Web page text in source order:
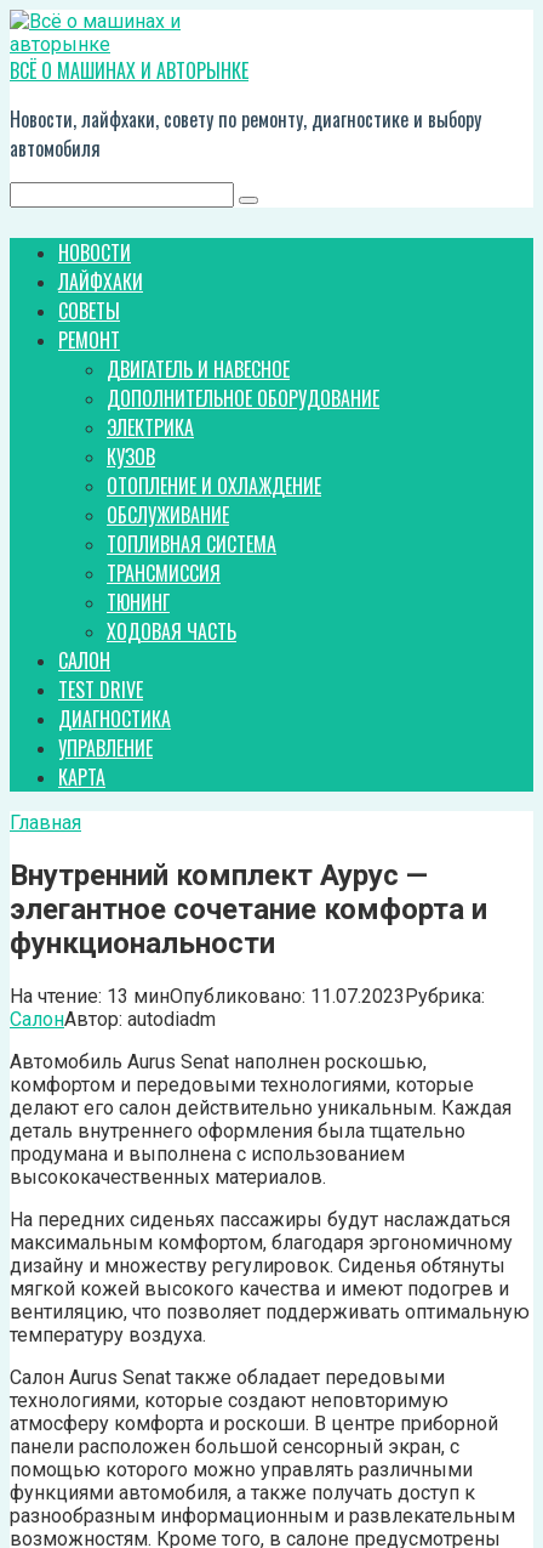
Перейти
к
контенту
ВСЁ О МАШИНАХ И АВТОРЫНКЕ
Новости, лайфхаки, совету по ремонту, диагностике и выбору
автомобиля
НОВОСТИ
ЛАЙФХАКИ
СОВЕТЫ
РЕМОНТ
ДВИГАТЕЛЬ И НАВЕСНОЕ
ДОПОЛНИТЕЛЬНОЕ ОБОРУДОВАНИЕ
ЭЛЕКТРИКА
КУЗОВ
ОТОПЛЕНИЕ И ОХЛАЖДЕНИЕ
ОБСЛУЖИВАНИЕ
ТОПЛИВНАЯ СИСТЕМА
ТРАНСМИССИЯ
ТЮНИНГ
ХОДОВАЯ ЧАСТЬ
САЛОН
TEST DRIVE
ДИАГНОСТИКА
УПРАВЛЕНИЕ
КАРТА
Главная
Внутренний комплект Аурус —
элегантное сочетание комфорта и
функциональности
На чтение: 13 минОпубликовано: 11.07.2023Рубрика:
СалонАвтор: autodiadm
Автомобиль Aurus Senat наполнен роскошью,
комфортом и передовыми технологиями, которые
делают его салон действительно уникальным. Каждая
деталь внутреннего оформления была тщательно
продумана и выполнена с использованием
высококачественных материалов.
На передних сиденьях пассажиры будут наслаждаться
максимальным комфортом, благодаря эргономичному
дизайну и множеству регулировок. Сиденья обтянуты
мягкой кожей высокого качества и имеют подогрев и
вентиляцию, что позволяет поддерживать оптимальную
температуру воздуха.
Салон Aurus Senat также обладает передовыми
технологиями, которые создают неповторимую
атмосферу комфорта и роскоши. В центре приборной
панели расположен большой сенсорный экран, с
помощью которого можно управлять различными
функциями автомобиля, а также получать доступ к
разнообразным информационным и развлекательным
возможностям. Кроме того, в салоне предусмотрены